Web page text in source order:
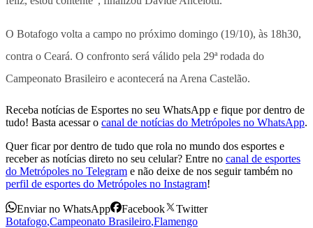
O Botafogo volta a campo no próximo domingo (19/10), às 18h30,
contra o Ceará. O confronto será válido pela 29ª rodada do
Campeonato Brasileiro e acontecerá na Arena Castelão.
Receba notícias de Esportes no seu WhatsApp e fique por dentro de
tudo! Basta acessar o canal de notícias do Metrópoles no WhatsApp.
Quer ficar por dentro de tudo que rola no mundo dos esportes e
receber as notícias direto no seu celular? Entre no canal de esportes
do Metrópoles no Telegram e não deixe de nos seguir também no
perfil de esportes do Metrópoles no Instagram!
Enviar no WhatsApp Facebook
Twitter
Botafogo,Campeonato Brasileiro,Flamengo